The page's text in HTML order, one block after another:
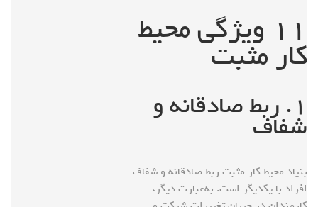
۱۱ ویژگی محیط
کار مثبت
۱. ربط صادقانه و
شفاف
بنیاد محیط کار مثبت ربط صادقانه و شفاف
افراد با یکدیگر است. به‌عبارت دیگر،